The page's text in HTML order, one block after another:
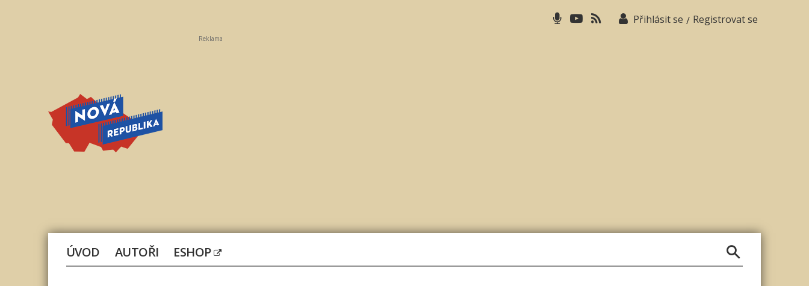
Přihlásit se / Registrovat se
Reklama
ÚVOD AUTOŘI ESHOP